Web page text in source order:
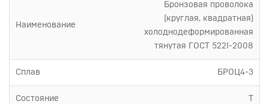
Наименование
Бронзовая проволока
(круглая, квадратная)
холоднодеформированная
тянутая ГОСТ 5221-2008
Сплав БРОЦ4-3
Состояние